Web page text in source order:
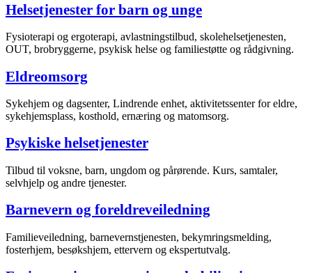
Helsetjenester for barn og unge
Fysioterapi og ergoterapi, avlastningstilbud, skolehelsetjenesten,
OUT, brobryggerne, psykisk helse og familiestøtte og rådgivning.
Eldreomsorg
Sykehjem og dagsenter, Lindrende enhet, aktivitetssenter for eldre,
sykehjemsplass, kosthold, ernæring og matomsorg.
Psykiske helsetjenester
Tilbud til voksne, barn, ungdom og pårørende. Kurs, samtaler,
selvhjelp og andre tjenester.
Barnevern og foreldreveiledning
Familieveiledning, barnevernstjenesten, bekymringsmelding,
fosterhjem, besøkshjem, ettervern og ekspertutvalg.